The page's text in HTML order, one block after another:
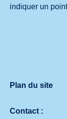
indiquer un
Plan du site
Contact :